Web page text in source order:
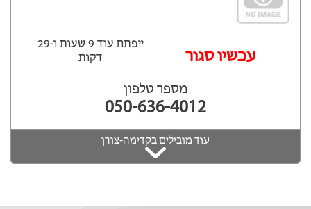
עכשיו סגור
ייפתח עוד 9 שעות ‫ו-29
דקות
מספר טלפון
050-636-4012
עוד מובילים בקדימה-צורן